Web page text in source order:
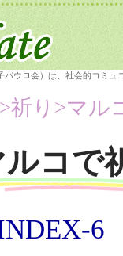
パウロ会）は、社会的コミ
>祈り>マル
ルコで
6